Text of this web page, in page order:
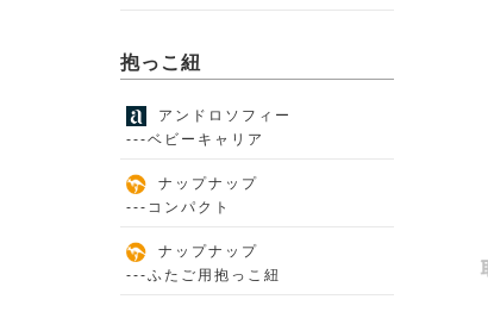
抱っこ紐
アンドロソフィー
---ベビーキャリア
ナップナップ
---コンパクト
ナップナップ
---ふたご用抱っこ紐